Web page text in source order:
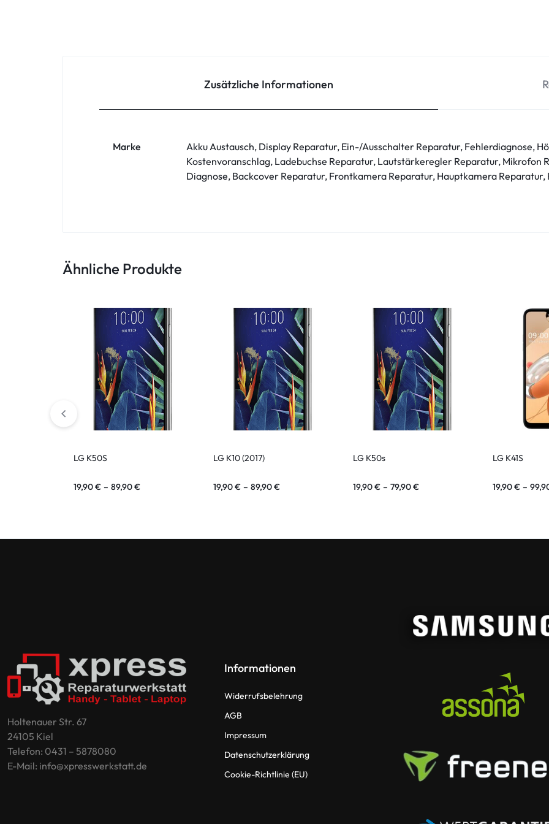
ASUS Phone
Zusätzliche Informationen
Marke
Akku Austausch, Display Reparatur, Ein-/Ausschalter Reparatur, Fehlerdiagnose,
Kostenvoranschlag, Ladebuchse Reparatur, Lautstärkeregler Reparatur, Mikrofon
Diagnose, Backcover Reparatur, Frontkamera Reparatur, Hauptkamera
Ähnliche Produkte
LG K50S
19,90€ – 89,90€
LG K10 (2017)
19,90€ – 89,90€
LG K50s
19,90€ – 79,90€
LG K41S
19,90€ –
Holtenauer Str. 67
24105 Kiel
Telefon: 0431 – 5878080
E-Mail: info@xpresswerkstatt.de
Informationen
Widerrufsbelehrung
AGB
Impressum
Datenschutzerklärung
Cookie-Richtlinie (EU)